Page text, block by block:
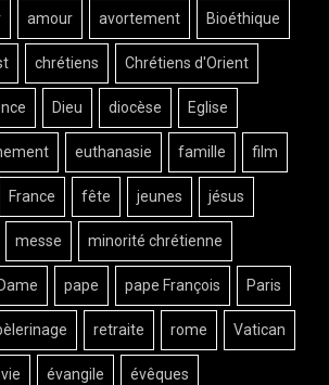
amour avortement Bioéthique
chrétiens Chrétiens d'Orient
Dieu diocèse Eglise
euthanasie famille film
France fête jeunes jésus
messe minorité chrétienne
pape pape François Paris
retraite rome Vatican
vie évangile évêques